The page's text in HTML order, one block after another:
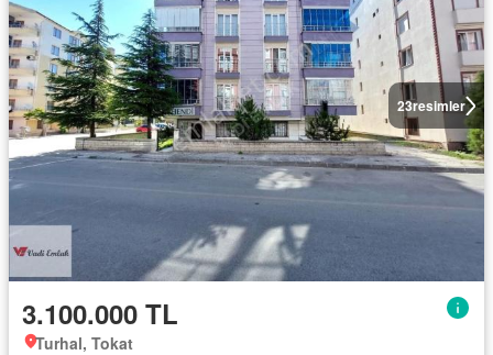
23resimler
3.100.000 TL
Turhal, Tokat